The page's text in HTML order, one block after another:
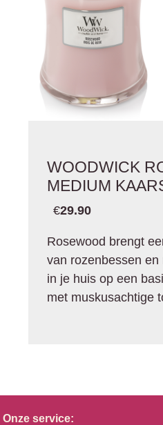
WOODWICK
MEDIUM
€29.90
Rosewood brengt
van rozenbessen
in je huis op een
met muskusachtige
Onze service: